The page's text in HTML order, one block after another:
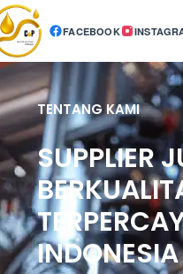
FACEBOOK
TENTANG KAMI
SUPPLIER
INDONESIA